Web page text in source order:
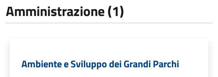
Amministrazione (1)
Ambiente e Sviluppo dei Grandi Parchi